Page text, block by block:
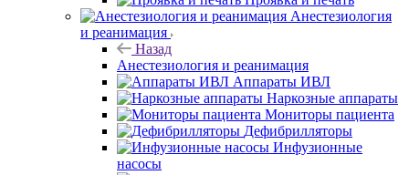
Анестезиология
и реанимация
Назад
Анестезиология и реанимация
Аппараты ИВЛ
Наркозные аппараты
Мониторы пациента
Дефибрилляторы
Инфузионные
насосы